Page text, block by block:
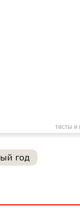
год